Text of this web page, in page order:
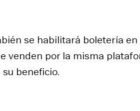
se habilitará boletería en
venden por la misma
beneficio.